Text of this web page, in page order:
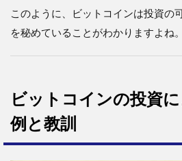
このように、ビットコインは投資の
を秘めていることがわかりますよね。
ビットコインの投資
例と教訓